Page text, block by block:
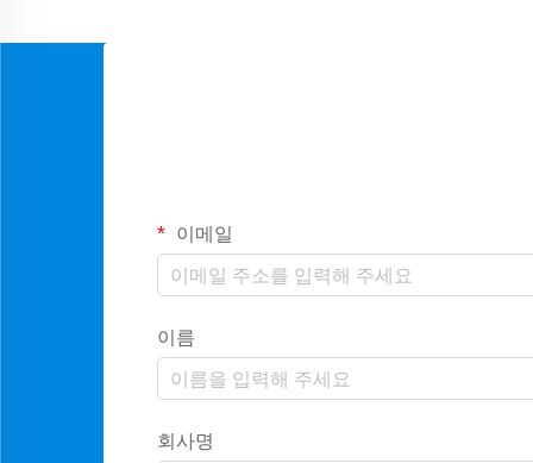
이메일
이름
회사명